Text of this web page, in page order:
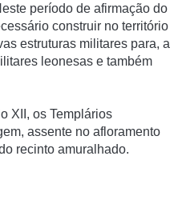
período de afirmação do
construir no território
estruturas militares para, a
leonesas e também
XII, os Templários
assente no afloramento
recinto amuralhado.